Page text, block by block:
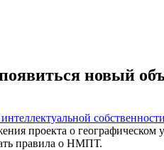
новый
собственности
проекта о
правила о НМПТ.